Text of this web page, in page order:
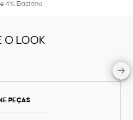
4% Elastano
O LOOK
PEÇAS